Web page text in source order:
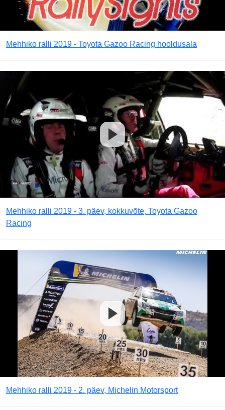
Mehhiko ralli 2019 - Toyota Gazoo Racing hooldusala
Mehhiko ralli 2019 - 3. päev, kokkuvõte, Toyota Gazoo
Racing
Mehhiko ralli 2019 - 2. päev, Michelin Motorsport